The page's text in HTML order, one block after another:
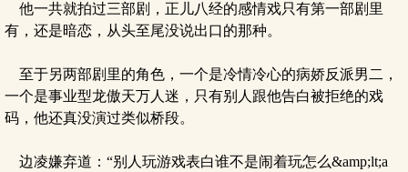
他一共就拍过三部剧，正儿八经的感情戏只有第一部剧里
有，还是暗恋，从头至尾没说出口的那种。
至于另两部剧里的角色，一个是冷情冷心的病娇反派男二，
一个是事业型龙傲天万人迷，只有别人跟他告白被拒绝的戏
码，他还真没演过类似桥段。
边凌嫌弃道：“别人玩游戏表白谁不是闹着玩怎么&amp;lt;a